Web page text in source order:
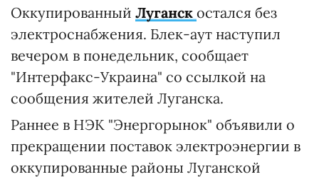
Оккупированный Луганск остался без
электроснабжения. Блек-аут наступил
вечером в понедельник, сообщает
"Интерфакс-Украина" со ссылкой на
сообщения жителей Луганска.
Раннее в НЭК "Энергорынок" объявили о
прекращении поставок электроэнергии в
оккупированные районы Луганской